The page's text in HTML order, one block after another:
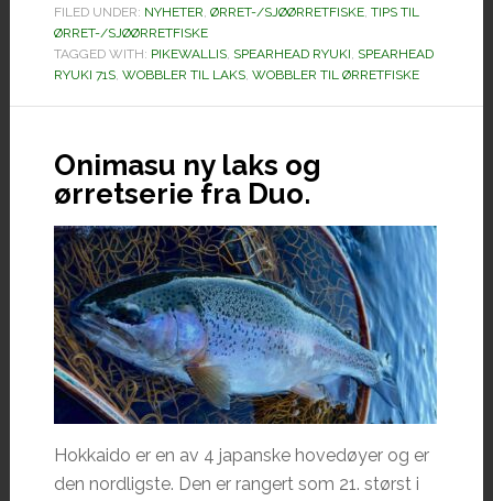
FILED UNDER: NYHETER, ØRRET-/SJØØRRETFISKE, TIPS TIL
ØRRET-/SJØØRRETFISKE
TAGGED WITH: PIKEWALLIS, SPEARHEAD RYUKI, SPEARHEAD
RYUKI 71S, WOBBLER TIL LAKS, WOBBLER TIL ØRRETFISKE
Onimasu ny laks og
ørretserie fra Duo.
Hokkaido er en av 4 japanske hovedøyer og er
den nordligste. Den er rangert som 21. størst i